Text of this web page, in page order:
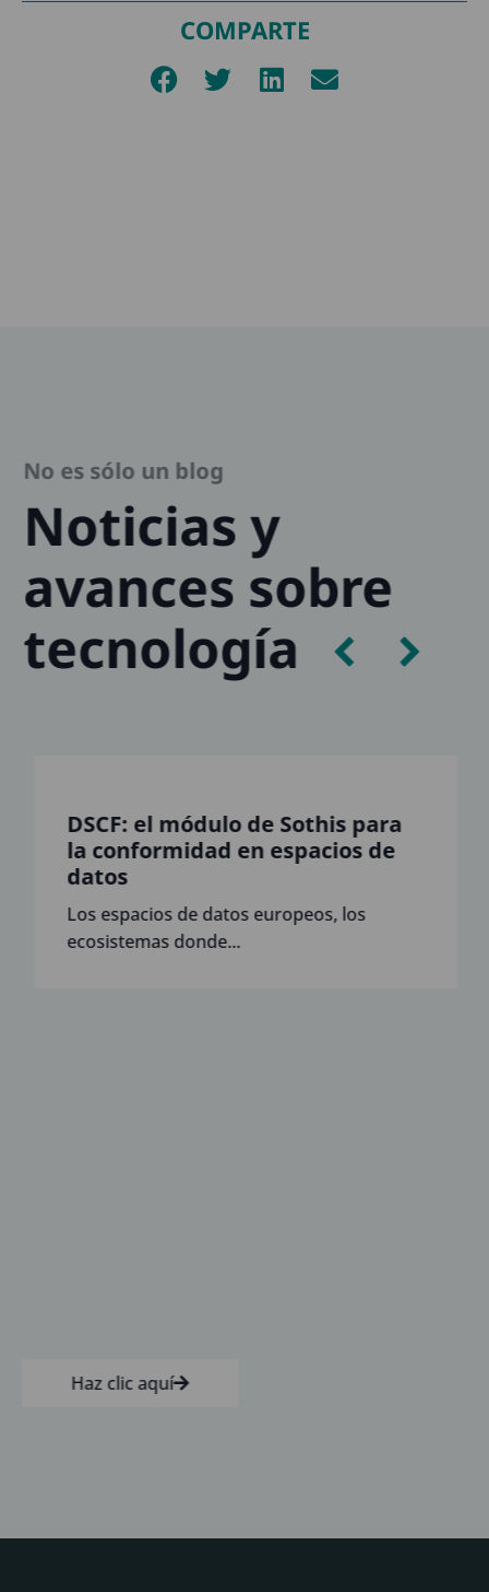
COMPARTE
No es sólo un blog
Noticias y
avances sobre
tecnología
DSCF: el módulo de Sothis para
la conformidad en espacios de
datos
Los espacios de datos europeos, los
ecosistemas donde...
Haz clic aquí